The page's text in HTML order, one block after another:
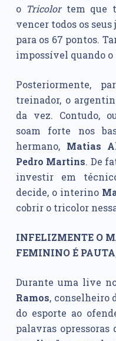
o Tricolortem que
vencer todos os seus
para os 67 pontos.
impossível quando o
Posteriormente,
treinador, o
da vez. Contudo,
soam forte nos
hermano, Matias
Pedro Martins. De
investir em
decide, o interino
cobrir o tricolor
INFELIZMENTE O
FEMININO É
Durante uma live
Ramos, conselheiro
do esporte ao
palavras opressoras